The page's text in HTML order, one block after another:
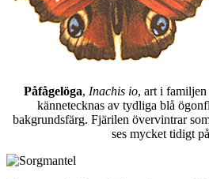
Påfågelöga, Inachis io, art i familjen
kännetecknas av tydliga blå
bakgrundsfärg. Fjärilen övervintrar
ses mycket tidigt